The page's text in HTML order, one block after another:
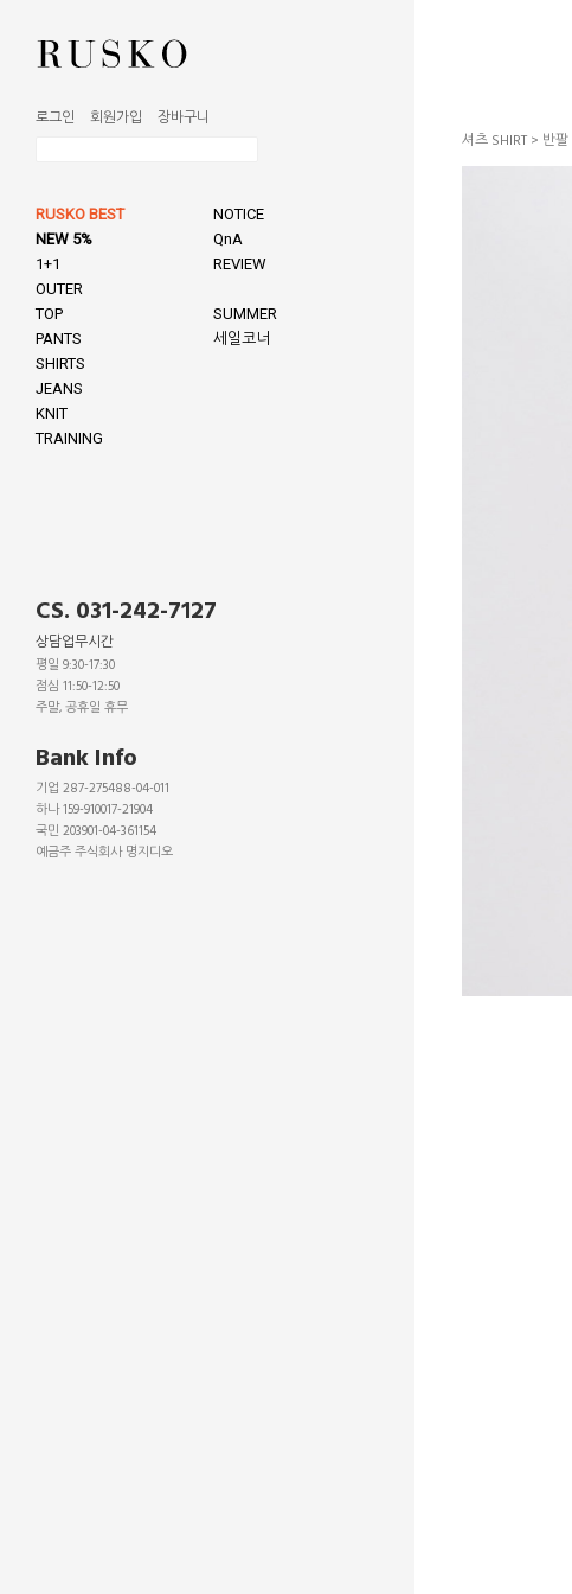
로그인 회원가입 장바구니
RUSKO BEST
NEW 5%
1+1
OUTER
TOP
PANTS
SHIRTS
JEANS
KNIT
TRAINING
NOTICE
QnA
REVIEW
SUMMER
세일코너
CS. 031-242-7127
상담업무시간
평일 9:30-17:30
점심 11:50-12:50
주말, 공휴일 휴무
Bank Info
기업 287-275488-04-011
하나 159-910017-21904
국민 203901-04-361154
예금주 주식회사 명지디오
셔츠 SHIRT > 반팔